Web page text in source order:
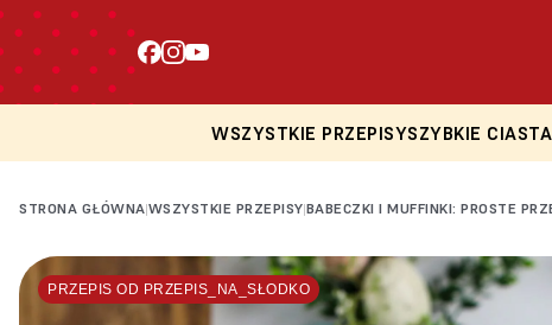
WSZYSTKIE PRZEPISYSZYBKIE CIASTA
STRONA GŁÓWNA|WSZYSTKIE PRZEPISY|BABECZKI I MUFFINKI: PROSTE
PRZEPIS OD PRZEPIS_NA_SŁODKO